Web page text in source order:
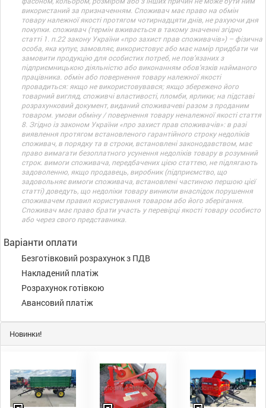
використаний за призначенням. Споживач має право на обмін
товару належної якості протягом чотирнадцяти днів, не рахуючи дня
покупки. споживач (термін вживається в такому значенні згідно
статті 1. п.22 закону України «про захист прав споживачів») – фізична
особа, яка купує, замовляє, використовує або має намір придбати чи
замовити продукцію для особистих потреб, не пов’язаних з
підприємницькою діяльністю або виконанням обов’язків найманого
працівника. обмін або повернення товару належної якості
провадиться: якщо не використовувався; якщо збережено його
товарний вигляд, споживчі властивості, пломби, ярлики; на підставі
розрахунковий документ, виданий споживачеві разом з проданим
товаром. умови обміну / повернення товару неналежної якості стаття
8. Згідно із законом України «про захист прав споживачів»: в разі
виявлення протягом встановленого гарантійного строку недоліків
споживач, в порядку та в строки, встановлені законодавством, має
право вимагати безоплатного усунення недоліків товару в розумний
строк. вимоги споживача, передбачених цією статтею, не підлягають
задоволенню, якщо продавець, виробник (підприємство, що
задовольняє вимоги споживача, встановлені частиною першою цієї
статті) доведуть, що недоліки товару виникли внаслідок порушення
споживачем правил користування товаром або його зберігання.
Споживач має право брати участь у перевірці якості товару особисто
або через свого представника.
Варіанти оплати
Безготівковий розрахунок з ПДВ
Накладений платіж
Розрахунок готівкою
Авансовий платіж
Новинки!